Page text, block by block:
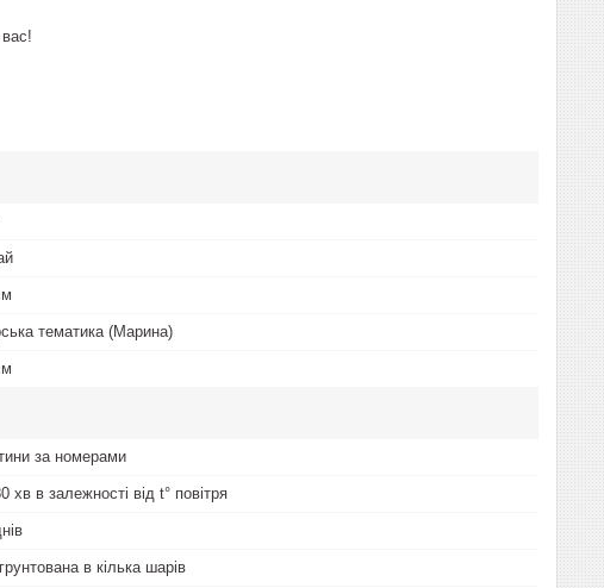
тематика (Марина)
за номерами
хв в залежності від t° повітря
в кілька шарів